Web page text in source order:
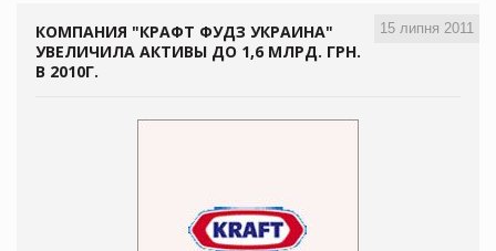
15 липня 2011
КОМПАНИЯ "КРАФТ ФУДЗ УКРАИНА"
УВЕЛИЧИЛА АКТИВЫ ДО 1,6 МЛРД. ГРН.
В 2010Г.